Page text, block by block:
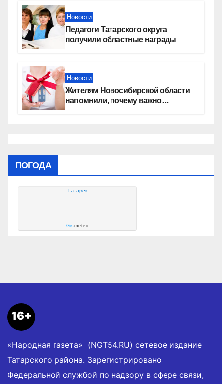
Новости
Педагоги Татарского округа
получили областные награды
Новости
Жителям Новосибирской области
напомнили, почему важно
ПОГОДА
Татарск
Gismeteo
16+
«Народная газета» (NGT54.RU) сетевое издание
Татарского района. Зарегистрировано
Федеральной службой по надзору в сфере связи,